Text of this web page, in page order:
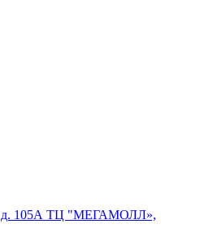
д. 105А ТЦ "МЕГАМОЛЛ»,